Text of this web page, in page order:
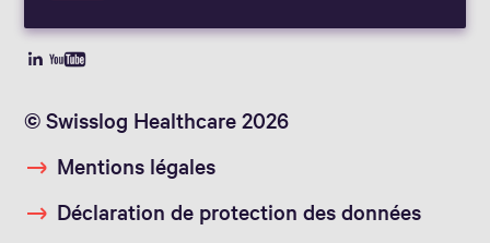
© Swisslog Healthcare 2026
Mentions légales
Déclaration de protection des données